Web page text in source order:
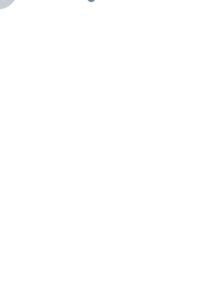
red de distribuidores.
a nuestro ecosistema.